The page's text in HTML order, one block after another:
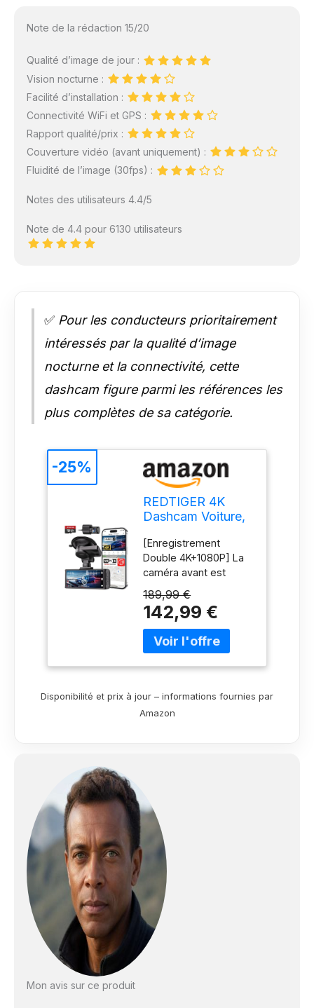
Note de la rédaction 15/20
Qualité d’image de jour :
Vision nocturne :
Facilité d’installation :
Connectivité WiFi et GPS :
Rapport qualité/prix :
Couverture vidéo (avant uniquement) :
Fluidité de l’image (30fps) :
Notes des utilisateurs 4.4/5
Note de 4.4 pour 6130 utilisateurs
✅ Pour les conducteurs prioritairement
intéressés par la qualité d’image
nocturne et la connectivité, cette
dashcam figure parmi les références les
plus complètes de sa catégorie.
REDTIGER 4K
Dashcam Voiture,
5,8 GHz, Carte 128
Go Incluse
[Enregistrement
Double 4K+1080P] La
caméra avant est
grand angle de 170°
capable de capturer
de superbes vidéos
4K ultra haute
des images haute
vision nocturne claire,
même dans des
conditions de faible
luminosité. Elle garantit
un enregistrement
continu et fiable, de
jour comme de nuit
[Commande Vocale et
Écran Tactile] La
caméra embarquée
189,99 €
142,99 €
-25%
Disponibilité et prix à jour – informations fournies par
Amazon
Mon avis sur ce produit